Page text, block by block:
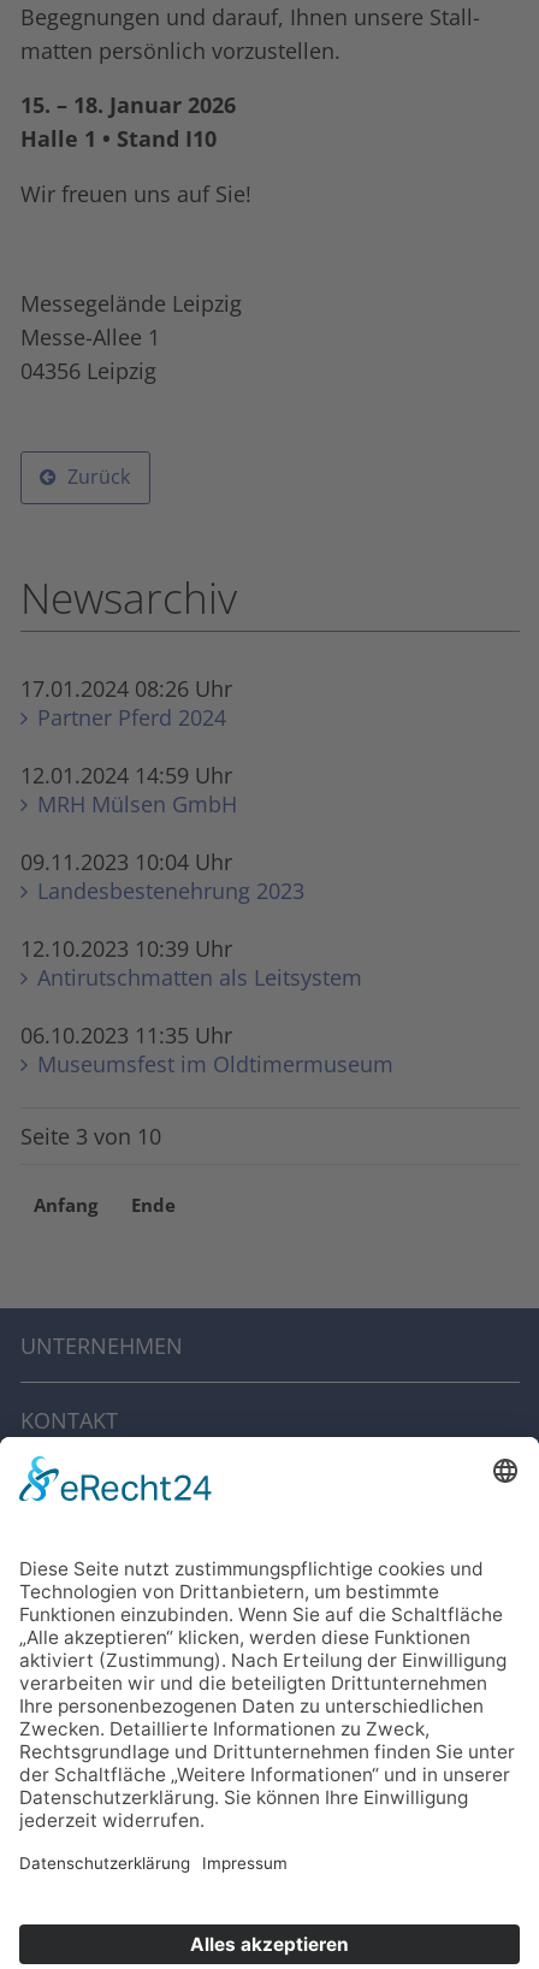
Begegnungen und darauf, Ihnen unsere Stall­
matten persönlich vorzustellen.
15. – 18. Januar 2026
Halle 1 • Stand I10
Wir freuen uns auf Sie!
Messegelände Leipzig
Messe-Allee 1
04356 Leipzig
Zurück
Newsarchiv
17.01.2024 08:26 Uhr
Partner Pferd 2024
12.01.2024 14:59 Uhr
MRH Mülsen GmbH
09.11.2023 10:04 Uhr
Landesbestenehrung 2023
12.10.2023 10:39 Uhr
Anti­rutsch­matten als Leitsystem
06.10.2023 11:35 Uhr
Museumsfest im Oldtimermuseum
Seite 3 von 10
Anfang Ende
UNTERNEHMEN
KONTAKT
IMPRESSUM
DATENSCHUTZ
CODE OF CONDUCT
Cookie-Einstellungen
SOCIAL MEDIA
Facebook